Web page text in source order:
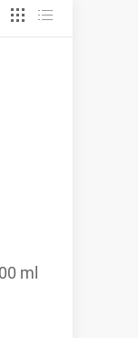
ml